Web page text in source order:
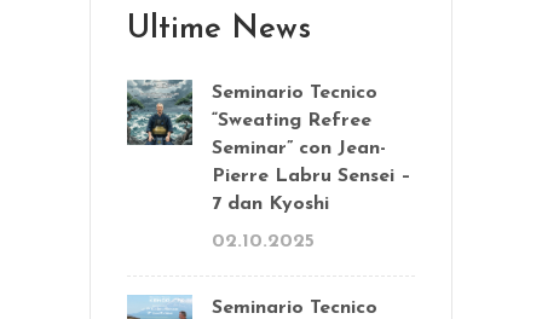
Ultime News
Seminario Tecnico
“Sweating Refree
Seminar” con Jean-
Pierre Labru Sensei –
7 dan Kyoshi
02.10.2025
Seminario Tecnico